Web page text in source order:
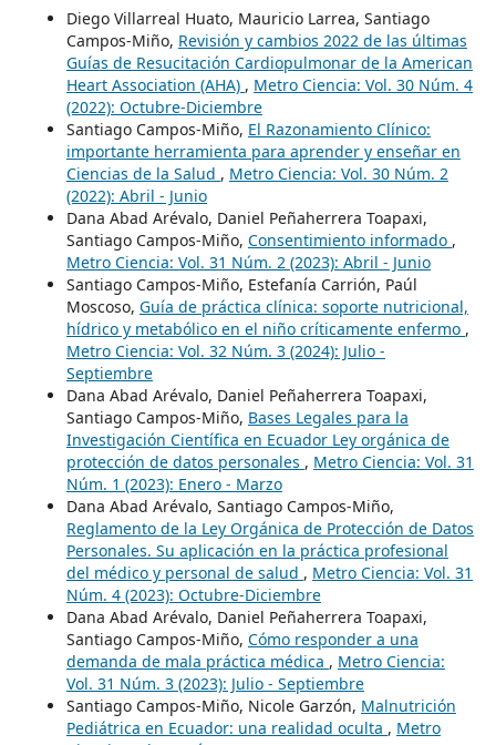
Diego Villarreal Huato, Mauricio Larrea, Santiago
Campos-Miño, Revisión y cambios 2022 de las últimas
Guías de Resucitación Cardiopulmonar de la American
Heart Association (AHA) , Metro Ciencia: Vol. 30 Núm. 4
(2022): Octubre-Diciembre
Santiago Campos-Miño, El Razonamiento Clínico:
importante herramienta para aprender y enseñar en
Ciencias de la Salud , Metro Ciencia: Vol. 30 Núm. 2
(2022): Abril - Junio
Dana Abad Arévalo, Daniel Peñaherrera Toapaxi,
Santiago Campos-Miño, Consentimiento informado ,
Metro Ciencia: Vol. 31 Núm. 2 (2023): Abril - Junio
Santiago Campos-Miño, Estefanía Carrión, Paúl
Moscoso, Guía de práctica clínica: soporte nutricional,
hídrico y metabólico en el niño críticamente enfermo ,
Metro Ciencia: Vol. 32 Núm. 3 (2024): Julio -
Septiembre
Dana Abad Arévalo, Daniel Peñaherrera Toapaxi,
Santiago Campos-Miño, Bases Legales para la
Investigación Científica en Ecuador Ley orgánica de
protección de datos personales , Metro Ciencia: Vol. 31
Núm. 1 (2023): Enero - Marzo
Dana Abad Arévalo, Santiago Campos-Miño,
Reglamento de la Ley Orgánica de Protección de Datos
Personales. Su aplicación en la práctica profesional
del médico y personal de salud , Metro Ciencia: Vol. 31
Núm. 4 (2023): Octubre-Diciembre
Dana Abad Arévalo, Daniel Peñaherrera Toapaxi,
Santiago Campos-Miño, Cómo responder a una
demanda de mala práctica médica , Metro Ciencia:
Vol. 31 Núm. 3 (2023): Julio - Septiembre
Santiago Campos-Miño, Nicole Garzón, Malnutrición
Pediátrica en Ecuador: una realidad oculta , Metro